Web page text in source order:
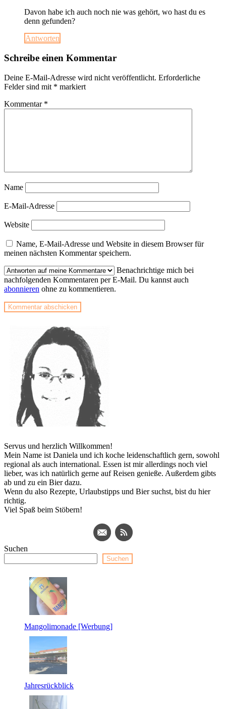
Davon habe ich auch noch nie was gehört, wo hast du es
denn gefunden?
Antworten
Schreibe einen Kommentar
Deine E-Mail-Adresse wird nicht veröffentlicht. Erforderliche
Felder sind mit * markiert
Kommentar *
Name
E-Mail-Adresse
Website
Name, E-Mail-Adresse und Website in diesem Browser für
meinen nächsten Kommentar speichern.
Benachrichtige mich bei
nachfolgenden Kommentaren per E-Mail. Du kannst auch
abonnieren ohne zu kommentieren.
Servus und herzlich Willkommen!
Mein Name ist Daniela und ich koche leidenschaftlich gern, sowohl
regional als auch international. Essen ist mir allerdings noch viel
lieber, was ich natürlich gerne auf Reisen genieße. Außerdem gibts
ab und zu ein Bier dazu.
Wenn du also Rezepte, Urlaubstipps und Bier suchst, bist du hier
richtig.
Viel Spaß beim Stöbern!
Suchen
Suchen
Mangolimonade [Werbung]
Jahresrückblick